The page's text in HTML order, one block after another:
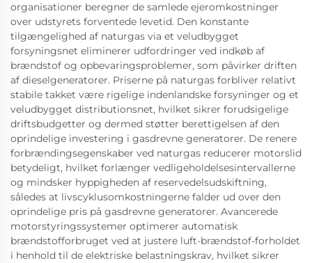
organisationer beregner de samlede ejeromkostninger
over udstyrets forventede levetid. Den konstante
tilgængelighed af naturgas via et veludbygget
forsyningsnet eliminerer udfordringer ved indkøb af
brændstof og opbevaringsproblemer, som påvirker driften
af dieselgeneratorer. Priserne på naturgas forbliver relativt
stabile takket være rigelige indenlandske forsyninger og et
veludbygget distributionsnet, hvilket sikrer forudsigelige
driftsbudgetter og dermed støtter berettigelsen af den
oprindelige investering i gasdrevne generatorer. De renere
forbrændingsegenskaber ved naturgas reducerer motorslid
betydeligt, hvilket forlænger vedligeholdelsesintervallerne
og mindsker hyppigheden af reservedelsudskiftning,
således at livscyklusomkostningerne falder ud over den
oprindelige pris på gasdrevne generatorer. Avancerede
motorstyringssystemer optimerer automatisk
brændstofforbruget ved at justere luft-brændstof-forholdet
i henhold til de elektriske belastningskrav, hvilket sikrer